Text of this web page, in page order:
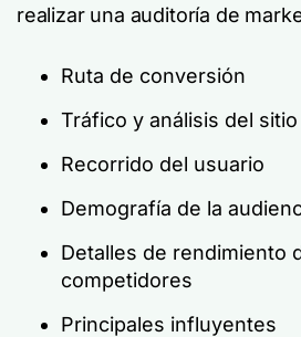
realizar una auditoría de
Ruta de conversión
Tráfico y análisis del
Recorrido del usuario
Demografía de la
Detalles de rendimiento
competidores
Principales influyentes